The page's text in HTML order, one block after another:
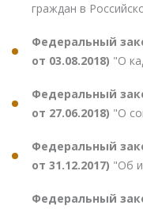
граждан в
Федеральный
от 03.08.2018) "О
Федеральный
от 27.06.2018) "О
Федеральный
от 31.12.2017) "Об
Федеральный